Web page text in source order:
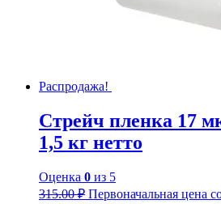
Распродажа!
Стрейч пленка 17
1,5 кг нетто
Оценка 0 из 5
315.00₽ Первоначальная цена